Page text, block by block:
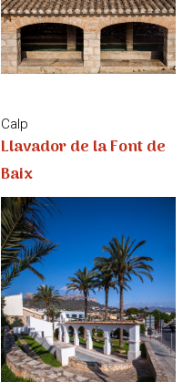
La Vall d’Ebo
Llavador i Font de la
Serra